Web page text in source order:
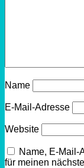
Name
E-Mail-Adresse
Website
Name, E-Mail-
für meinen